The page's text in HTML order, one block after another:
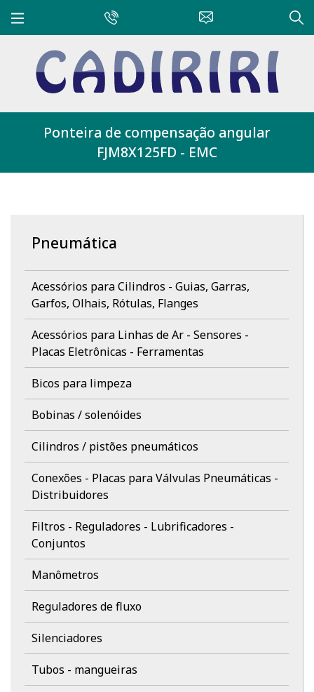
Ponteira de compensação angular
FJM8X125FD - EMC
Pneumática
Acessórios para Cilindros - Guias, Garras,
Garfos, Olhais, Rótulas, Flanges
Acessórios para Linhas de Ar - Sensores -
Placas Eletrônicas - Ferramentas
Bicos para limpeza
Bobinas / solenóides
Cilindros / pistões pneumáticos
Conexões - Placas para Válvulas Pneumáticas -
Distribuidores
Filtros - Reguladores - Lubrificadores -
Conjuntos
Manômetros
Reguladores de fluxo
Silenciadores
Tubos - mangueiras